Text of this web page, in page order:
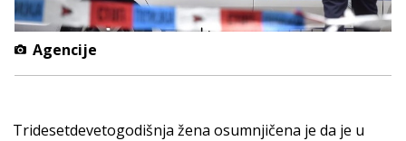
Agencije
Tridesetdevetogodišnja žena osumnjičena je da je u